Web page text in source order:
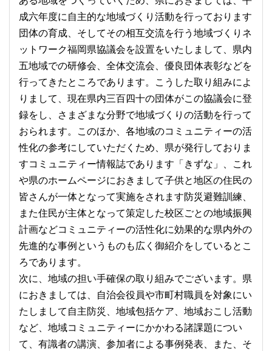
成六年度に自主的な地域づくり活動を行っております
団体の育成、そしてその相互交流を行う地域づくりネ
ットワーク福岡県協議会を設置をいたしまして、県内
五地域での研修会、全体交流会、優良団体表彰などを
行ってきたところであります。こうした取り組みによ
りまして、現在県内三百四十の団体がこの協議会に登
録をし、さまざまな分野で地域づくりの活動を行って
おられます。このほか、各地域のコミュニティーの活
性化の参考にしていただくため、県が発行しておりま
すコミュニティー情報誌であります「きずな」、これ
や県のホームページにおきまして子供と地区の住民の
皆さんが一体となって実施をされます防災避難訓練、
また住民が主体となって策定した校区ごとの地域振興
計画などコミュニティーの活性化に効果的な県内外の
先進的な事例というものも広く御紹介をしているとこ
ろであります。
次に、地域の担い手確保の取り組みでございます。県
におきましては、自治会役員や市町村職員を対象にい
たしまして自主防災、地域包括ケア、地域おこし活動
など、地域コミュニティーにかかわる諸課題につい
て、有識者の講演、参加者による事例発表、また、そ